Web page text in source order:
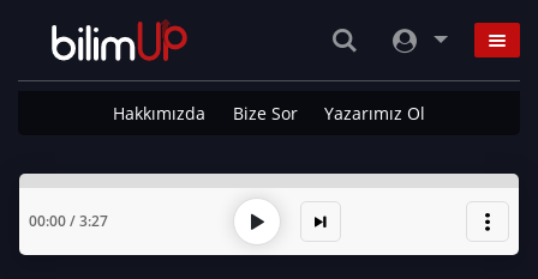
Hakkımızda Bize Sor Yazarımız Ol
00:00/3:27